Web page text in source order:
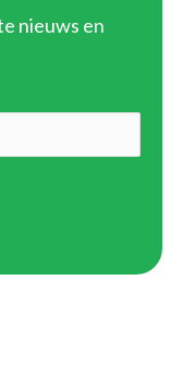
nieuws en